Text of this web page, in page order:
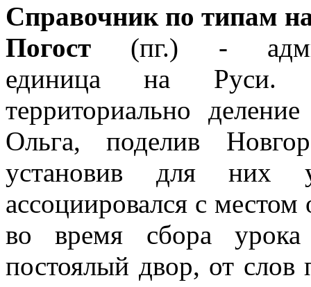
Справочник по типам
Погост (пг.) -
единица на Руси.
территориально
Ольга, поделив
установив для них
ассоциировался с
во время сбора
постоялый двор, от слов